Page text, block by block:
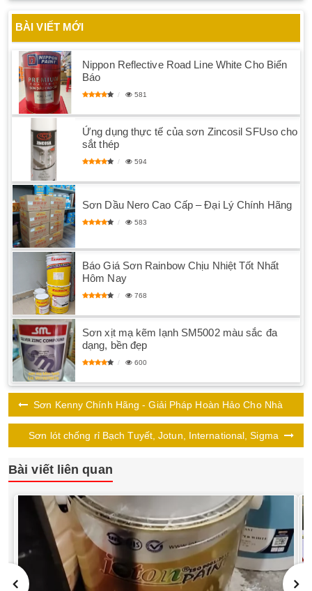
BÀI VIẾT MỚI
Nippon Reflective Road Line White Cho Biển
Báo
581
Ứng dụng thực tế của sơn Zincosil SFUso cho
sắt thép
594
Sơn Dầu Nero Cao Cấp – Đại Lý Chính Hãng
583
Báo Giá Sơn Rainbow Chịu Nhiệt Tốt Nhất
Hôm Nay
768
Sơn xịt mạ kẽm lạnh SM5002 màu sắc đa
dạng, bền đẹp
600
Sơn Kenny Chính Hãng - Giải Pháp Hoàn Hảo Cho Nhà
Sơn lót chống rỉ Bạch Tuyết, Jotun, International, Sigma
Bài viết liên quan